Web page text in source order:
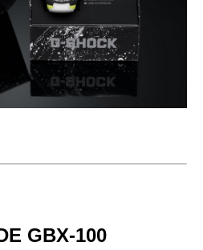
GBX-100